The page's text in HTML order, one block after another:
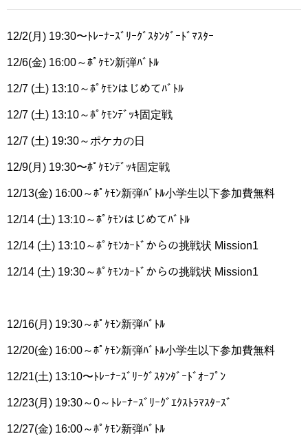
12/2(月) 19:30〜ﾄﾚｰﾅｰｽﾞﾘｰｸﾞｽﾀﾝﾀﾞｰﾄﾞﾏｽﾀｰ
12/6(金) 16:00～ﾎﾟｹﾓﾝ新弾ﾊﾞﾄﾙ
12/7 (土) 13:10～ﾎﾟｹﾓﾝはじめてﾊﾞﾄﾙ
12/7 (土) 13:10～ﾎﾟｹﾓﾝﾃﾞｯｷ固定戦
12/7 (土) 19:30～ポケカの日
12/9(月) 19:30〜ﾎﾟｹﾓﾝﾃﾞｯｷ固定戦
12/13(金) 16:00～ﾎﾟｹﾓﾝ新弾ﾊﾞﾄﾙ小学生以下参加費無料
12/14 (土) 13:10～ﾎﾟｹﾓﾝはじめてﾊﾞﾄﾙ
12/14 (土) 13:10～ﾎﾟｹﾓﾝｶｰﾄﾞからの挑戦状 Mission1
12/14 (土) 19:30～ﾎﾟｹﾓﾝｶｰﾄﾞからの挑戦状 Mission1
12/16(月) 19:30～ﾎﾟｹﾓﾝ新弾ﾊﾞﾄﾙ
12/20(金) 16:00～ﾎﾟｹﾓﾝ新弾ﾊﾞﾄﾙ小学生以下参加費無料
12/21(土) 13:10〜ﾄﾚｰﾅｰｽﾞﾘｰｸﾞｽﾀﾝﾀﾞｰﾄﾞｵｰﾌﾟﾝ
12/23(月) 19:30～0～ﾄﾚｰﾅｰｽﾞﾘｰｸﾞｴｸｽﾄﾗﾏｽﾀｰｽﾞ
12/27(金) 16:00～ﾎﾟｹﾓﾝ新弾ﾊﾞﾄﾙ